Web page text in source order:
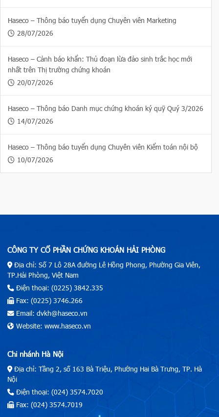
Haseco – Thông báo tuyển dụng Chuyên viên Marketing
28/07/2026
Haseco – Cảnh báo khẩn: Thủ đoạn lừa đảo sinh trắc học mới
nhất trên Thị trường chứng khoán
20/07/2026
Haseco – Thông báo Danh mục chứng khoán ký quỹ Quý 3/2026
14/07/2026
Haseco – Thông báo tuyển dụng Chuyên viên Kiểm toán nội bộ
10/07/2026
CÔNG TY CỔ PHẦN CHỨNG KHOÁN HẢI PHÒNG
Địa chỉ: Số 7 Lô 28A đường Lê Hồng Phong, Phường Gia Viên,
TP.Hải Phòng, Việt Nam
Điện thoại: (0225) 3842.335
Fax: (0225) 3746.266
Email: dvkh@haseco.vn
Website: www.haseco.vn
Chi nhánh Hà Nội
Địa chỉ: Tầng 2, số 163 Bà Triệu, Phường Hai Bà Trưng, TP. Hà
Nội
Điện thoại: (024) 3574.7020
Fax: (024) 3574.7019